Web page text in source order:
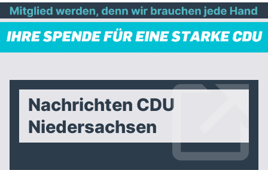
Nachrichten CDU
Niedersachsen